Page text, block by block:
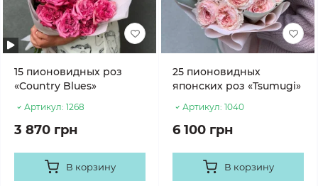
15 пионовидных роз
«Country Blues»
Артикул: 1268
3 870 грн
В корзину
25 пионовидных
японских роз «Tsumugi»
Артикул: 1040
6 100 грн
В корзину